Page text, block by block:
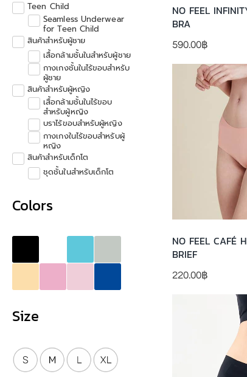
Teen Child
Seamless Underwear
for Teen Child
สินค้าสำหรับผู้ชาย
เสื้อกล้ามชั้นในสำหรับผู้ชาย
กางเกงชั้นในไร้ขอบสำหรับ
ผู้ชาย
สินค้าสำหรับผู้หญิง
เสื้อกล้ามชั้นในไร้ขอบ
สำหรับผู้หญิง
บราไร้ขอบสำหรับผู้หญิง
กางเกงในไร้ขอบสำหรับผู้
หญิง
สินค้าสำหรับเด็กโต
ชุดชั้นในสำหรับเด็กโต
Colors
Size
NO FEEL
BRA
590.00฿
NO FEEL CAFÉ HIGH CUT
BRIEF
220.00฿